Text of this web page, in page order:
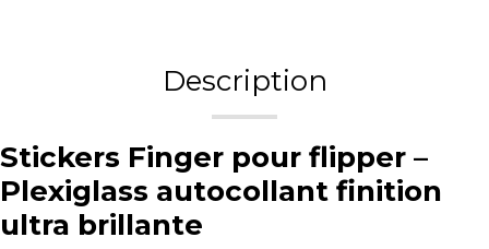
Description
Stickers Finger pour flipper –
Plexiglass autocollant finition
ultra brillante